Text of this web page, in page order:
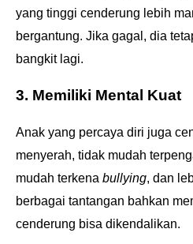
yang tinggi cenderung lebih
bergantung. Jika gagal, dia
bangkit lagi.
3. Memiliki Mental Kuat
Anak yang percaya diri juga
menyerah, tidak mudah
mudah terkena bullying, dan
berbagai tantangan bahkan
cenderung bisa dikendalikan.